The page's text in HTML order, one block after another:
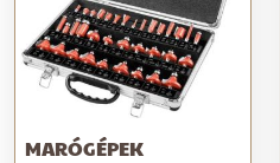
MARÓGÉPEK